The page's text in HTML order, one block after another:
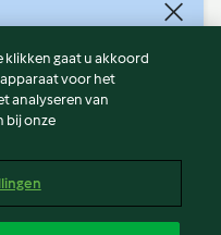
klikken gaat u akkoord
voor het
analyseren van
bij onze